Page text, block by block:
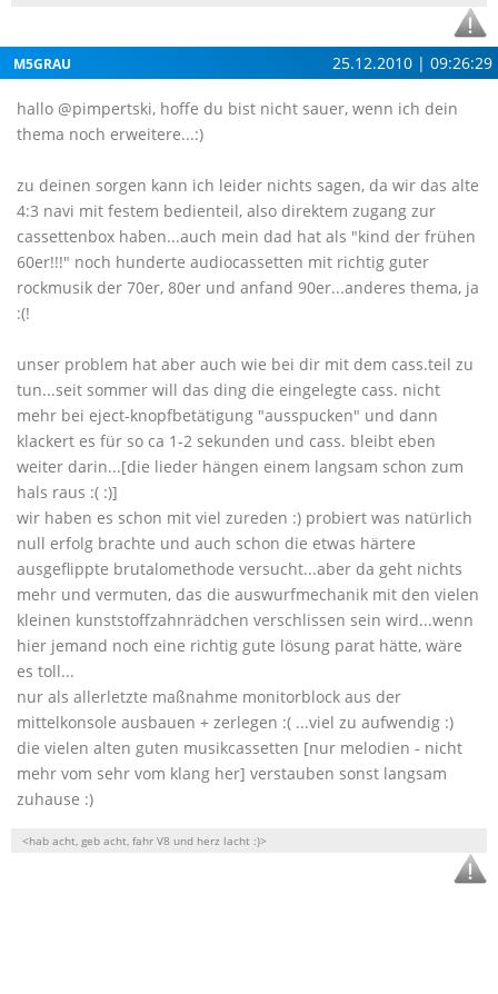
M5GRAU 25.12.2010 | 09:26:29
hallo @pimpertski, hoffe du bist nicht sauer, wenn ich dein
thema noch erweitere...:)
zu deinen sorgen kann ich leider nichts sagen, da wir das alte
4:3 navi mit festem bedienteil, also direktem zugang zur
cassettenbox haben...auch mein dad hat als "kind der frühen
60er!!!" noch hunderte audiocassetten mit richtig guter
rockmusik der 70er, 80er und anfand 90er...anderes thema, ja
:(!
unser problem hat aber auch wie bei dir mit dem cass.teil zu
tun...seit sommer will das ding die eingelegte cass. nicht
mehr bei eject-knopfbetätigung "ausspucken" und dann
klackert es für so ca 1-2 sekunden und cass. bleibt eben
weiter darin...[die lieder hängen einem langsam schon zum
hals raus :( :)]
wir haben es schon mit viel zureden :) probiert was natürlich
null erfolg brachte und auch schon die etwas härtere
ausgeflippte brutalomethode versucht...aber da geht nichts
mehr und vermuten, das die auswurfmechanik mit den vielen
kleinen kunststoffzahnrädchen verschlissen sein wird...wenn
hier jemand noch eine richtig gute lösung parat hätte, wäre
es toll...
nur als allerletzte maßnahme monitorblock aus der
mittelkonsole ausbauen + zerlegen :( ...viel zu aufwendig :)
die vielen alten guten musikcassetten [nur melodien - nicht
mehr vom sehr vom klang her] verstauben sonst langsam
zuhause :)
<hab acht, geb acht, fahr V8 und herz lacht :)>